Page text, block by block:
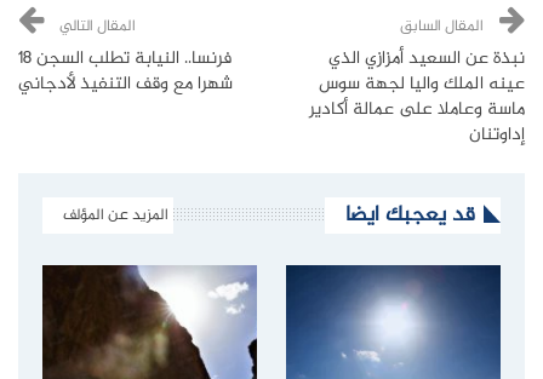
المقال السابق
نبذة عن السعيد أمزازي الذي
عينه الملك واليا لجهة سوس
ماسة وعاملا على عمالة أكادير
إداوتنان
المقال التالي
فرنسا.. النيابة تطلب السجن 18
شهرا مع وقف التنفيذ لأدجاني
قد يعجبك ايضا المزيد عن المؤلف